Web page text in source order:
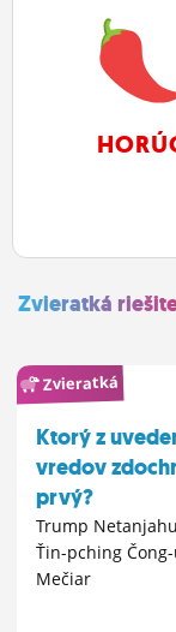
Zvieratká
Zvieratká
Ktorý z
vredov
prvý?
Trump
Ťin-pching
Mečiar